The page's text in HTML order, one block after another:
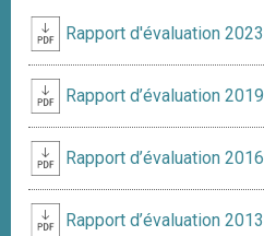
Rapport d'évaluation 2023
Rapport d’évaluation 2019
Rapport d’évaluation 2016
Rapport d’évaluation 2013